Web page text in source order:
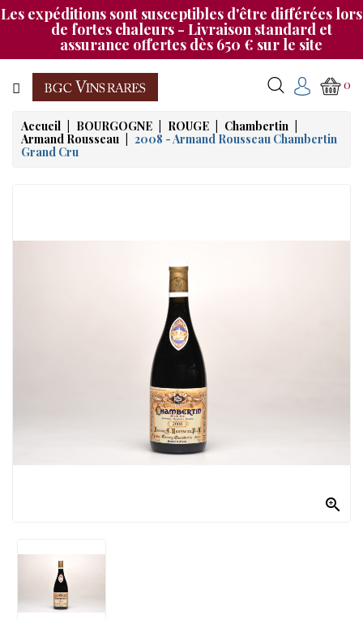
Les expéditions sont susceptibles d'être différées lors
de fortes chaleurs - Livraison standard et
assurance offertes dès 650 € sur le site
Catégorie
CHAMPAGNE
BOURGOGNE
RHÔNE
&
0
Accueil BOURGOGNE ROUGE
Chambertin
Armand Rousseau
2008 - Armand Rousseau Chambertin
Grand Cru
